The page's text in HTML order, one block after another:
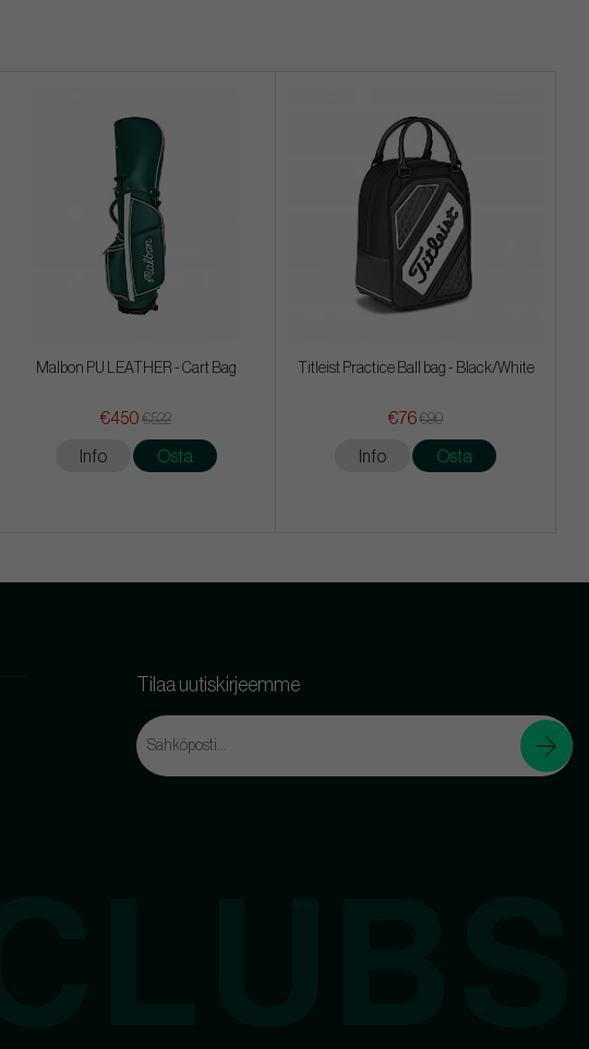
Malbon PU LEATHER - Cart Bag
€450 €522
Info Osta
Titleist Practice Ball bag - Black/White
€76€90
Info Osta
Tilaa uutiskirjeemme